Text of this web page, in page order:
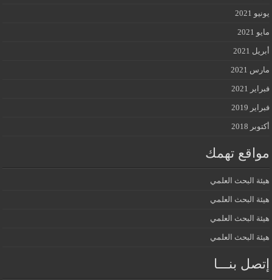
يونيو 2021
مايو 2021
أبريل 2021
مارس 2021
فبراير 2021
فبراير 2019
أكتوبر 2018
مواقع تهمك
هيئة البحث العلمي
هيئة البحث العلمي
هيئة البحث العلمي
هيئة البحث العلمي
إتصل بنـــا